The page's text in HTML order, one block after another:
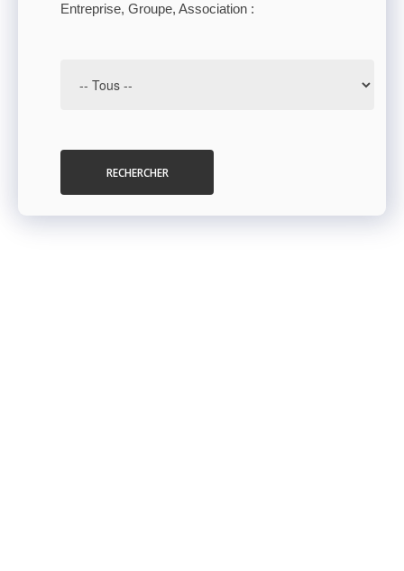
Entreprise, Groupe, Association :
RECHERCHER